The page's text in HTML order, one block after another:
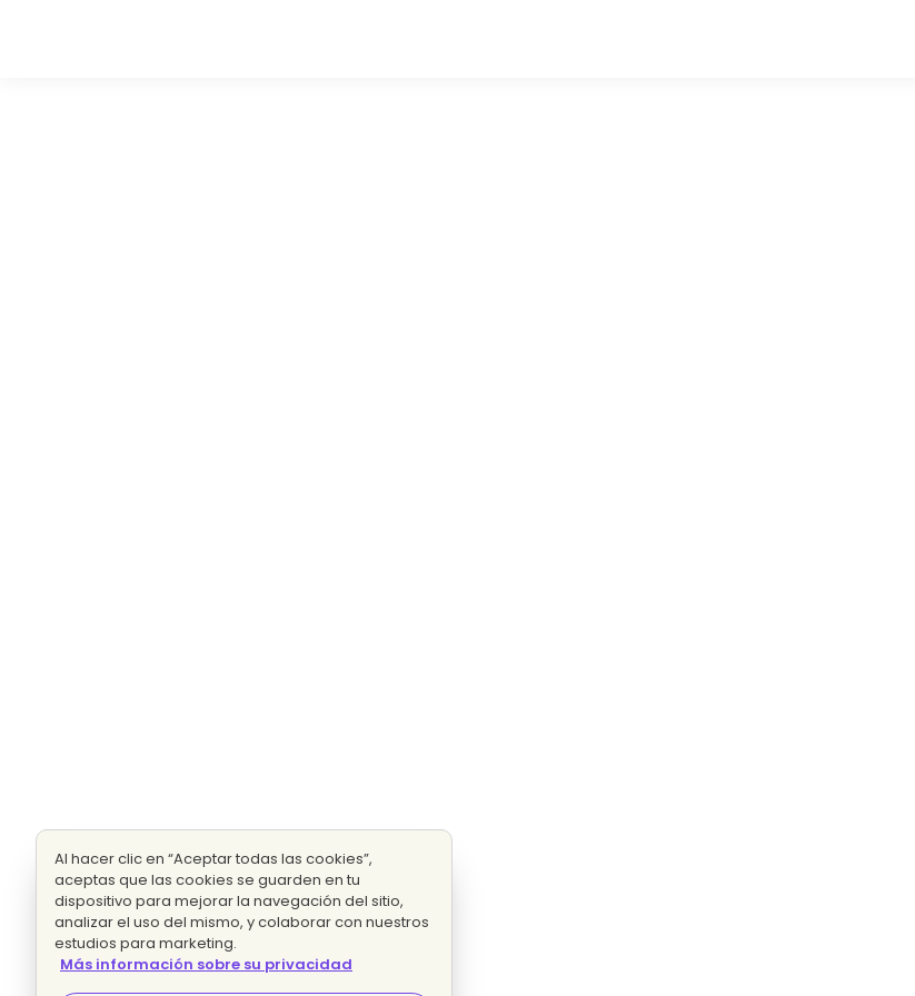
Al hacer clic en “Aceptar todas las cookies”,
aceptas que las cookies se guarden en tu
dispositivo para mejorar la navegación del sitio,
analizar el uso del mismo, y colaborar con nuestros
estudios para marketing.
Más información sobre su privacidad